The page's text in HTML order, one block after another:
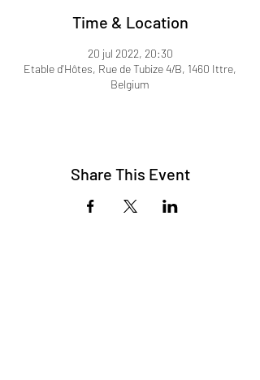
Time & Location
20 jul 2022, 20:30
Etable d'Hôtes, Rue de Tubize 4/B, 1460 Ittre,
Belgium
Share This Event